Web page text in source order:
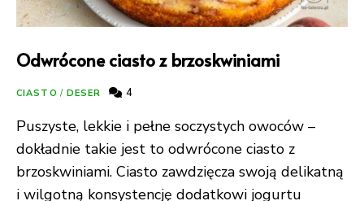
Odwrócone ciasto z brzoskwiniami
CIASTO / DESER 4
Puszyste, lekkie i pełne soczystych owoców –
dokładnie takie jest to odwrócone ciasto z
brzoskwiniami. Ciasto zawdzięcza swoją delikatną
i wilgotną konsystencję dodatkowi jogurtu